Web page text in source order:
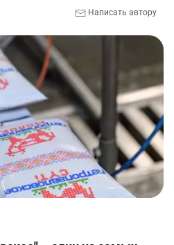
Написать автору